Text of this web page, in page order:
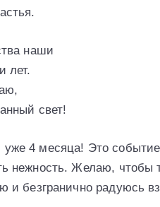
наши
лет.
свет!
4 месяца! Это
нежность. Желаю, чтобы
и безгранично радуюсь